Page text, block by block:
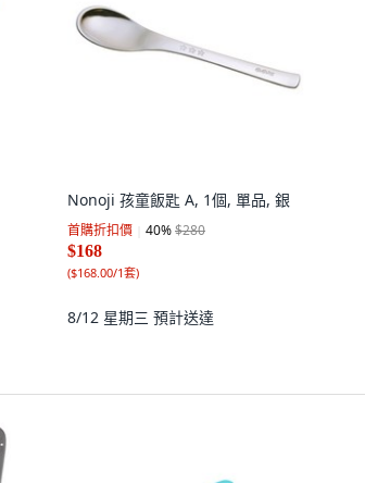
Nonoji 孩童飯匙 A, 1個, 單品, 銀
首購折扣價 40%$280
$168
($168.00/1套)
8/12 星期三 預計送達